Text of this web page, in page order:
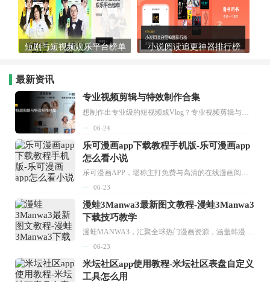
短剧与短视频娱乐平台榜单 小说阅读追更神器排行榜
最新资讯
专业视频剪辑与特效制作合集
想制作出专业级的短视频或Vlog？专业视频剪辑与特效制作大全专题为你提供了从剪辑、抠像到特效包装的全套解决方案。无论是添加炫酷的片头、进行精准的视频抠图，还是制...
06-24
乐可漫画app下载教程手机版-乐可漫画app
怎么看小说
06-23
漫蛙3Manwa3最新图文教程-漫蛙3Manwa3
下载技巧教学
06-23
米坛社区app使用教程-米坛社区表盘自定义
工具怎么用